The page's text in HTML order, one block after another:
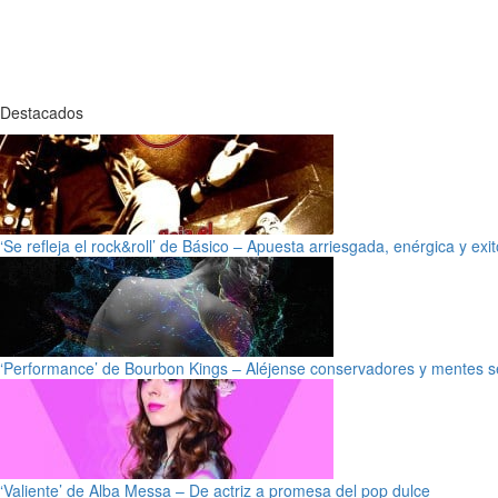
Destacados
‘Se refleja el rock&roll’ de Básico – Apuesta arriesgada, enérgica y
‘Performance’ de Bourbon Kings – Aléjense conservadores y mentes
‘Valiente’ de Alba Messa – De actriz a promesa del pop dulce